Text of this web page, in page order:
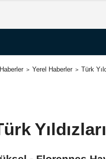
Haberler Yerel Haberler Türk